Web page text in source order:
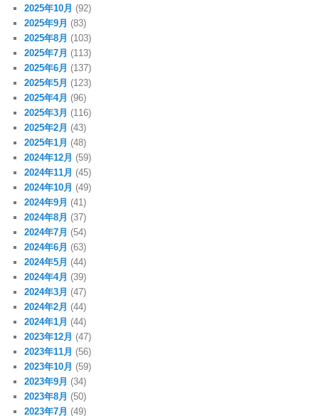
2025年10月 (92)
2025年9月 (83)
2025年8月 (103)
2025年7月 (113)
2025年6月 (137)
2025年5月 (123)
2025年4月 (96)
2025年3月 (116)
2025年2月 (43)
2025年1月 (48)
2024年12月 (59)
2024年11月 (45)
2024年10月 (49)
2024年9月 (41)
2024年8月 (37)
2024年7月 (54)
2024年6月 (63)
2024年5月 (44)
2024年4月 (39)
2024年3月 (47)
2024年2月 (44)
2024年1月 (44)
2023年12月 (47)
2023年11月 (56)
2023年10月 (59)
2023年9月 (34)
2023年8月 (50)
2023年7月 (49)